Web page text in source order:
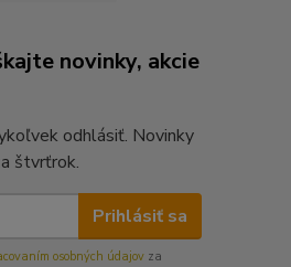
novinky, akcie
odhlásiť. Novinky
štvrťrok.
Prihlásiť sa
osobných údajov za